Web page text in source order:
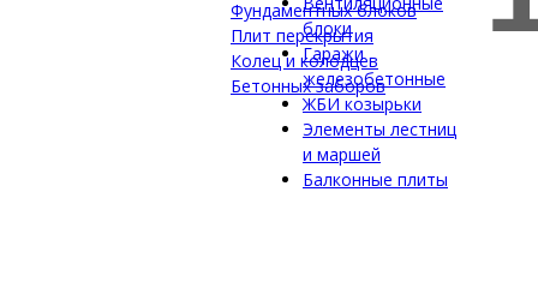
Фундаментных блоков
Плит перекрытия
Колец и колодцев
Бетонных заборов
блоки
Гаражи
железобетонные
ЖБИ козырьки
Элементы лестниц
и маршей
Балконные плиты